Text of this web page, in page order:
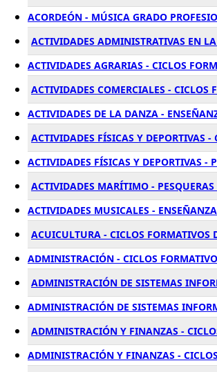
ACORDEÓN - MÚSICA GRADO
ACTIVIDADES ADMINISTRATIVAS EN
ACTIVIDADES AGRARIAS - CICLOS
ACTIVIDADES COMERCIALES -
ACTIVIDADES DE LA DANZA -
ACTIVIDADES FÍSICAS Y DEPORTIVAS
ACTIVIDADES FÍSICAS Y DEPORTIVAS -
ACTIVIDADES MARÍTIMO -
ACTIVIDADES MUSICALES -
ACUICULTURA - CICLOS FORMATIVOS
ADMINISTRACIÓN - CICLOS
ADMINISTRACIÓN DE SISTEMAS
ADMINISTRACIÓN DE SISTEMAS
ADMINISTRACIÓN Y FINANZAS -
ADMINISTRACIÓN Y FINANZAS -